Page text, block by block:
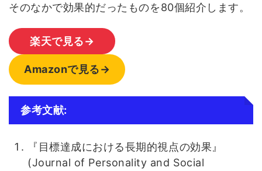
そのなかで効果的だったものを80個紹介します。
楽天で見る→
Amazonで見る→
参考文献:
『目標達成における長期的視点の効果』
(Journal of Personality and Social